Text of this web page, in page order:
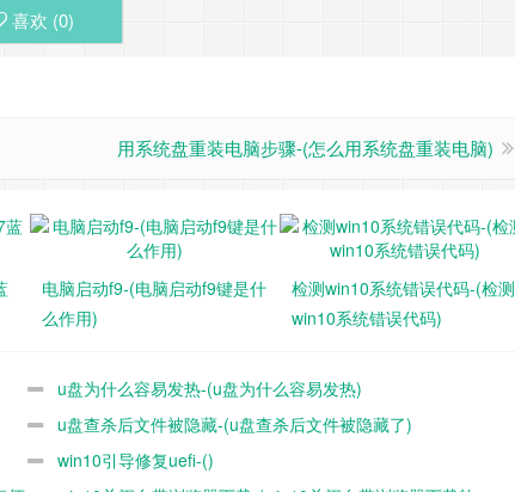
喜欢 (0)
用系统盘重装电脑步骤-(怎么用系统盘重装电脑)
电脑启动f9-(电脑启动f9键是什
么作用)
检测win10系统错误代码-(检测
win10系统错误代码)
u盘为什么容易发热-(u盘为什么容易发热)
u盘查杀后文件被隐藏-(u盘查杀后文件被隐藏了)
win10引导修复uefi-()